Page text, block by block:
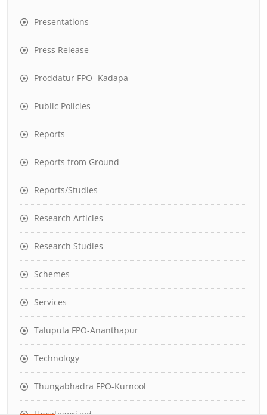
Presentations
Press Release
Proddatur FPO- Kadapa
Public Policies
Reports
Reports from Ground
Reports/Studies
Research Articles
Research Studies
Schemes
Services
Talupula FPO-Ananthapur
Technology
Thungabhadra FPO-Kurnool